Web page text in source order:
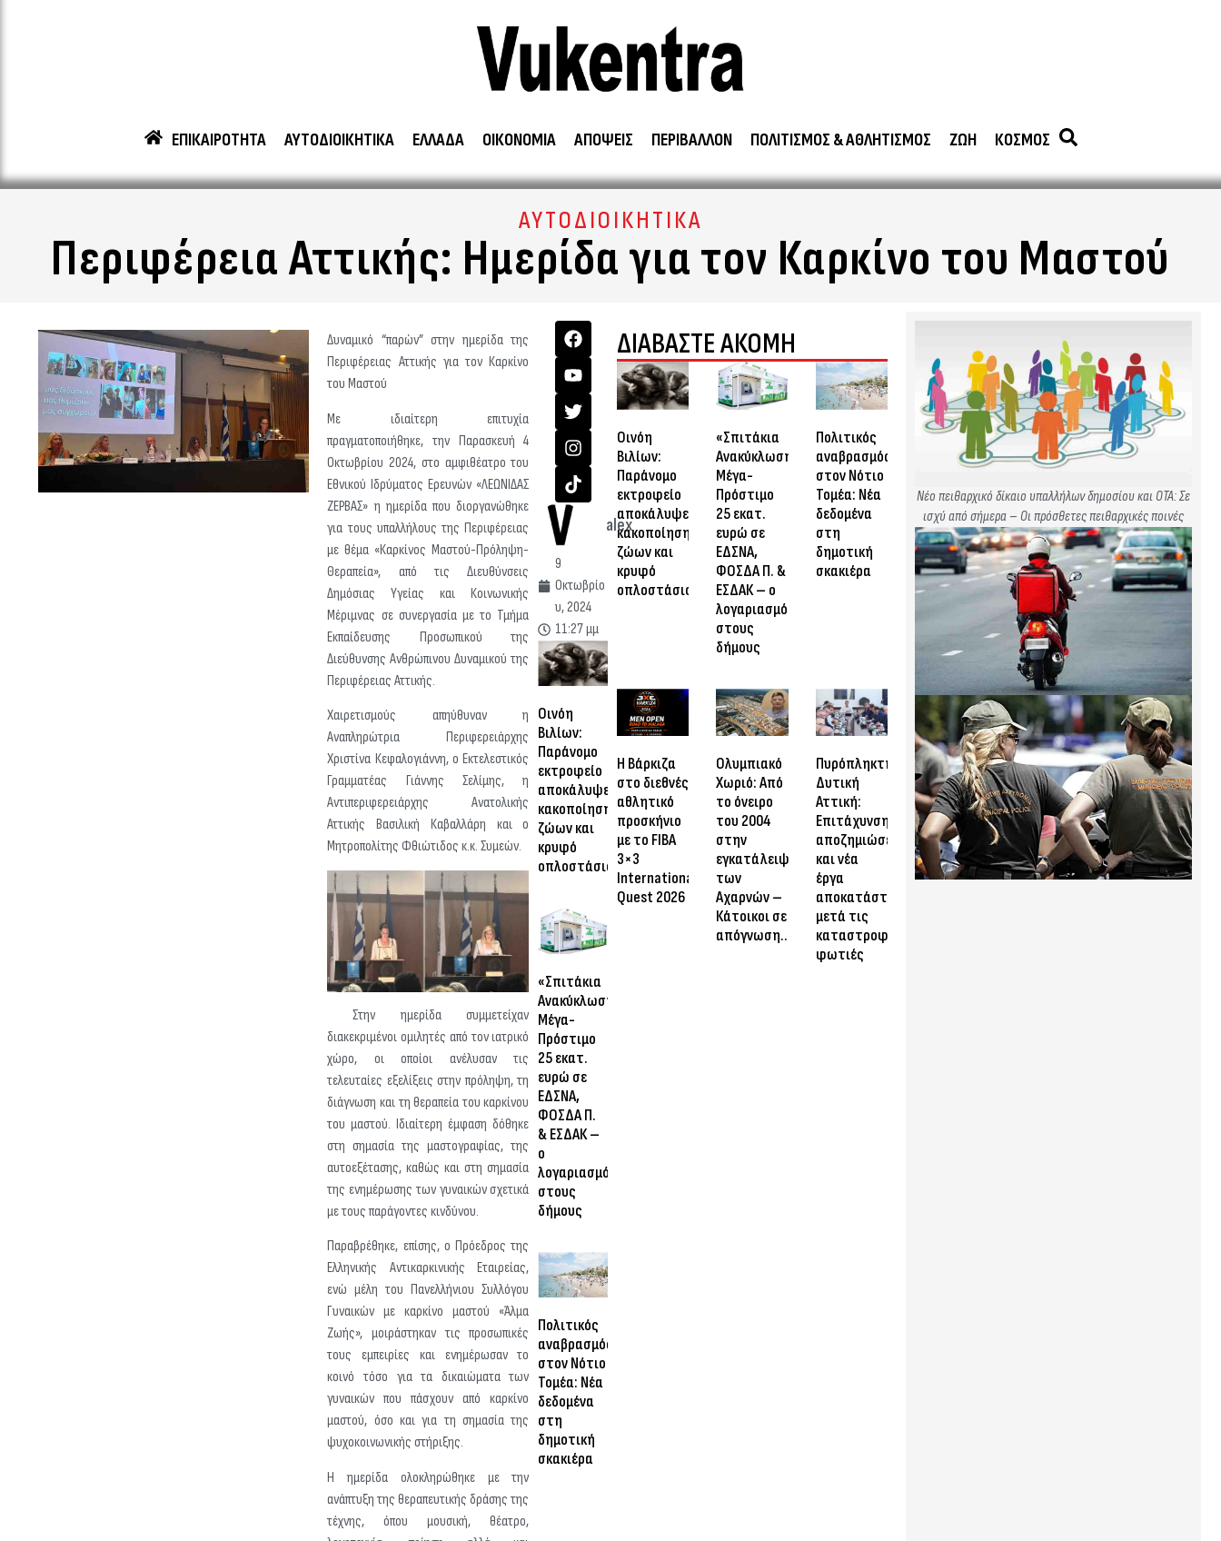
ΕΠΙΚΑΙΡΟΤΗΤΑ ΑΥΤΟΔΙΟΙΚΗΤΙΚΑ ΕΛΛΑΔΑ ΟΙΚΟΝΟΜΙΑ ΑΠΟΨΕΙΣ ΠΕΡΙΒΑΛΛΟΝ ΠΟΛΙΤΙΣΜΟΣ & ΑΘΛΗΤΙΣΜΟΣ ΖΩΗ ΚΟΣΜΟΣ
ΑΥΤΟΔΙΟΙΚΗΤΙΚΑ
Περιφέρεια Αττικής: Ημερίδα για τον Καρκίνο του Μαστού
Δυναμικό “παρών” στην ημερίδα της
Περιφέρειας Αττικής για τον Καρκίνο
του Μαστού
Με ιδιαίτερη επιτυχία
πραγματοποιήθηκε, την Παρασκευή 4
Οκτωβρίου 2024, στο αμφιθέατρο του
Εθνικού Ιδρύματος Ερευνών «ΛΕΩΝΙΔΑΣ
ΖΕΡΒΑΣ» η ημερίδα που διοργανώθηκε
για τους υπαλλήλους της Περιφέρειας
με θέμα «Καρκίνος Μαστού-Πρόληψη-
Θεραπεία», από τις Διευθύνσεις
Δημόσιας Υγείας και Κοινωνικής
Μέριμνας σε συνεργασία με το Τμήμα
Εκπαίδευσης Προσωπικού της
Διεύθυνσης Ανθρώπινου Δυναμικού της
Περιφέρειας Αττικής.
Χαιρετισμούς απηύθυναν η
Αναπληρώτρια Περιφερειάρχης
Χριστίνα Κεφαλογιάννη, ο Εκτελεστικός
Γραμματέας Γιάννης Σελίμης, η
Αντιπεριφερειάρχης Ανατολικής
Αττικής Βασιλική Καβαλλάρη και ο
Μητροπολίτης Φθιώτιδος κ.κ. Συμεών.
Στην ημερίδα συμμετείχαν
διακεκριμένοι ομιλητές από τον ιατρικό
χώρο, οι οποίοι ανέλυσαν τις
τελευταίες εξελίξεις στην πρόληψη, τη
διάγνωση και τη θεραπεία του καρκίνου
του μαστού. Ιδιαίτερη έμφαση δόθηκε
στη σημασία της μαστογραφίας, της
αυτοεξέτασης, καθώς και στη σημασία
της ενημέρωσης των γυναικών σχετικά
με τους παράγοντες κινδύνου.
Παραβρέθηκε, επίσης, ο Πρόεδρος της
Ελληνικής Αντικαρκινικής Εταιρείας,
ενώ μέλη του Πανελλήνιου Συλλόγου
Γυναικών με καρκίνο μαστού «Άλμα
Ζωής», μοιράστηκαν τις προσωπικές
τους εμπειρίες και ενημέρωσαν το
κοινό τόσο για τα δικαιώματα των
γυναικών που πάσχουν από καρκίνο
μαστού, όσο και για τη σημασία της
ψυχοκοινωνικής στήριξης.
Η ημερίδα ολοκληρώθηκε με την
ανάπτυξη της θεραπευτικής δράσης της
τέχνης, όπου μουσική, θέατρο,
alex
9
Οκτωβρίο
υ, 2024
11:27 μμ
Οινόη
Βιλίων:
Παράνομο
εκτροφείο
αποκάλυψε
κακοποίηση
ζώων και
κρυφό
οπλοστάσιο
«Σπιτάκια
Ανακύκλωσης»:
Μέγα-
Πρόστιμο
25 εκατ.
ευρώ σε
ΕΔΣΝΑ,
ΦΟΣΔΑ Π.
& ΕΣΔΑΚ –
ο
λογαριασμός
στους
δήμους
Πολιτικός
αναβρασμός
στον Νότιο
Τομέα: Νέα
δεδομένα
στη
δημοτική
σκακιέρα
ΔΙΑΒΑΣΤΕ ΑΚΟΜΗ
Οινόη
Βιλίων:
Παράνομο
εκτροφείο
αποκάλυψε
κακοποίηση
ζώων και
κρυφό
οπλοστάσιο
«Σπιτάκια
Ανακύκλωσης»:
Μέγα-
Πρόστιμο
25 εκατ.
ευρώ σε
ΕΔΣΝΑ,
ΦΟΣΔΑ Π. &
ΕΣΔΑΚ – ο
λογαριασμός
στους
δήμους
Πολιτικός
αναβρασμός
στον Νότιο
Τομέα: Νέα
δεδομένα
στη
δημοτική
σκακιέρα
Η Βάρκιζα
στο διεθνές
αθλητικό
προσκήνιο
με το FIBA
3×3
International
Quest 2026
Ολυμπιακό
Χωριό: Από
το όνειρο
του 2004
στην
εγκατάλειψη
των
Αχαρνών –
Κάτοικοι σε
απόγνωση…
Πυρόπληκτη
Δυτική
Αττική:
Επιτάχυνση
αποζημιώσεων
και νέα
έργα
αποκατάστασης
μετά τις
καταστροφικές
φωτιές
Νέο πειθαρχικό δίκαιο υπαλλήλων δημοσίου και ΟΤΑ: Σε
ισχύ από σήμερα – Οι πρόσθετες πειθαρχικές ποινές